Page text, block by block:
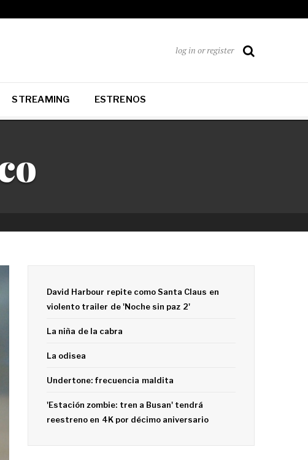
log in or register
STREAMING ESTRENOS
David Harbour repite como Santa Claus en
violento trailer de 'Noche sin paz 2'
La niña de la cabra
La odisea
Undertone: frecuencia maldita
'Estación zombie: tren a Busan' tendrá
reestreno en 4K por décimo aniversario